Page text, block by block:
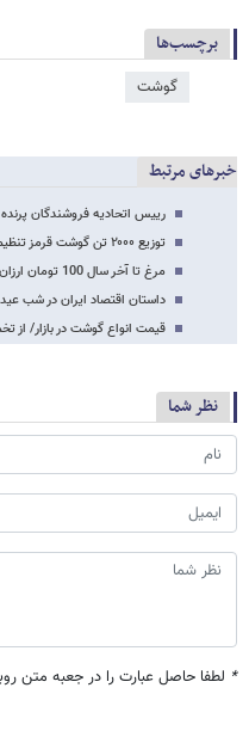
برچسب‌ها
گوشت
خبرهای مرتبط
رییس اتحادیه فروشندگان
توزیع ۲۰۰۰ تن گوشت قرمز تنظیم بازاری/ قیمت مرغ ۷۰۰۰ تومان می‌شود
مرغ تا آخر سال 100 تومان ارزان و ماهی 15 درصد گران می شود
داستان اقتصاد ایران در شب
قیمت انواع گوشت در بازار/ از تخم مرغ
نظر شما
* لطفا حاصل عبارت را در جعبه متن